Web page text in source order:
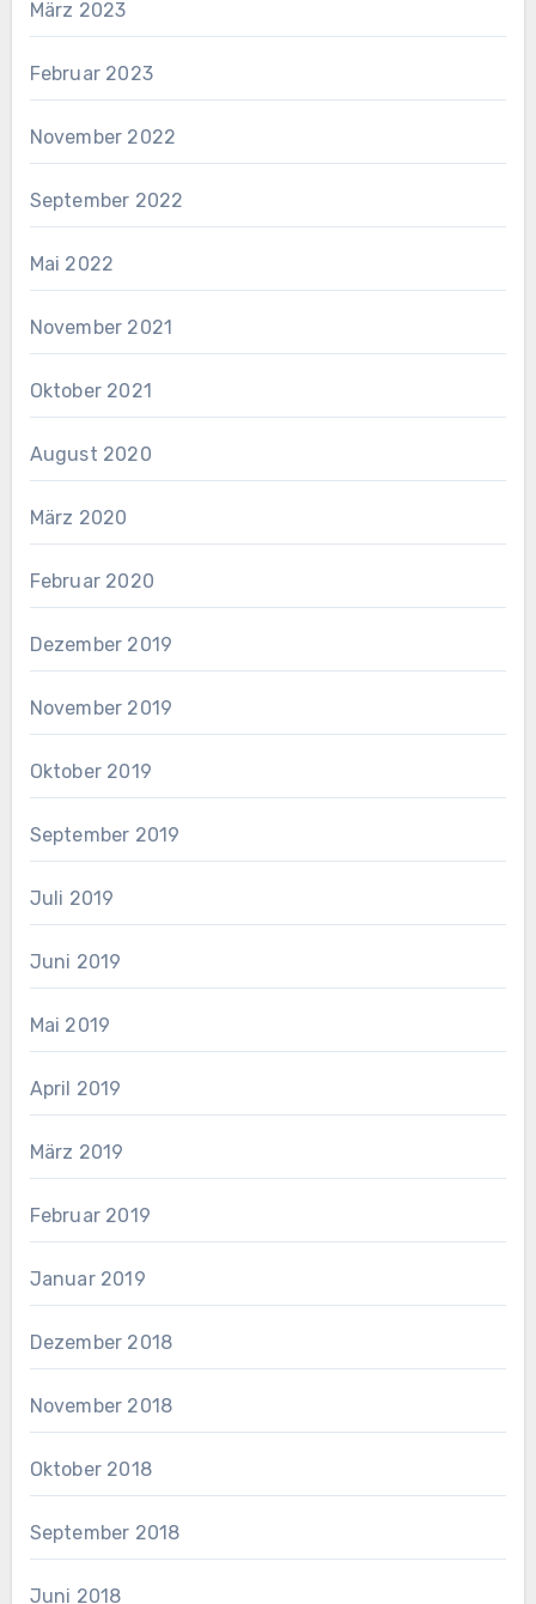
März 2023
Februar 2023
November 2022
September 2022
Mai 2022
November 2021
Oktober 2021
August 2020
März 2020
Februar 2020
Dezember 2019
November 2019
Oktober 2019
September 2019
Juli 2019
Juni 2019
Mai 2019
April 2019
März 2019
Februar 2019
Januar 2019
Dezember 2018
November 2018
Oktober 2018
September 2018
Juni 2018